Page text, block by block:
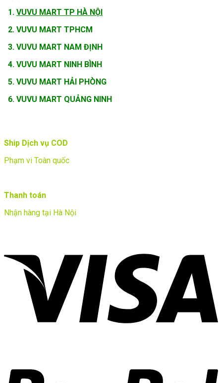
1. VUVU MART TP HÀ NỘI
2. VUVU MART TPHCM
3. VUVU MART NAM ĐỊNH
4. VUVU MART NINH BÌNH
5. VUVU MART HẢI PHÒNG
6. VUVU MART QUẢNG NINH
Ship Dịch vụ COD
Phạm vi Toàn quốc
Thanh toán
Nhận hàng tại Hà Nội